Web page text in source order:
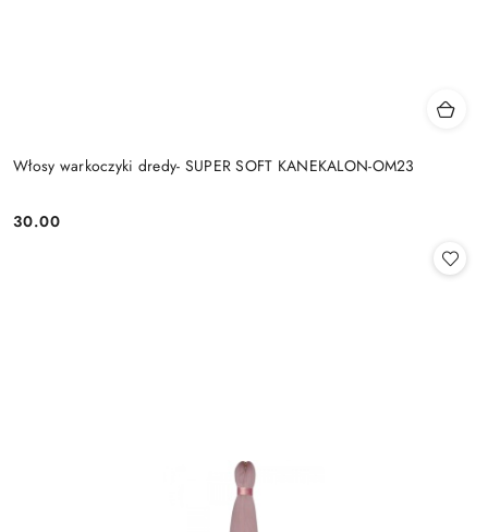
Włosy warkoczyki dredy- SUPER SOFT KANEKALON-OM23
Cena:
30.00